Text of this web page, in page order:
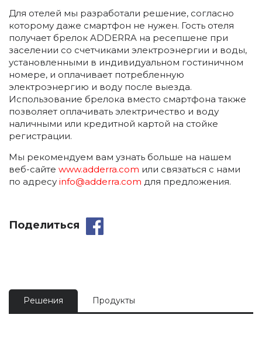
Для отелей мы разработали решение, согласно
которому даже смартфон не нужен. Гость отеля
получает брелок ADDERRA на ресепшене при
заселении со счетчиками электроэнергии и воды,
установленными в индивидуальном гостиничном
номере, и оплачивает потребленную
электроэнергию и воду после выезда.
Использование брелока вместо смартфона также
позволяет оплачивать электричество и воду
наличными или кредитной картой на стойке
регистрации.
Мы рекомендуем вам узнать больше на нашем
веб-сайте www.adderra.com или связаться с нами
по адресу info@adderra.com для предложения.
Поделиться
Решения Продукты